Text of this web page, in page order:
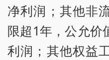
净利润；其他非
限超1年，公允价
利润；其他权益